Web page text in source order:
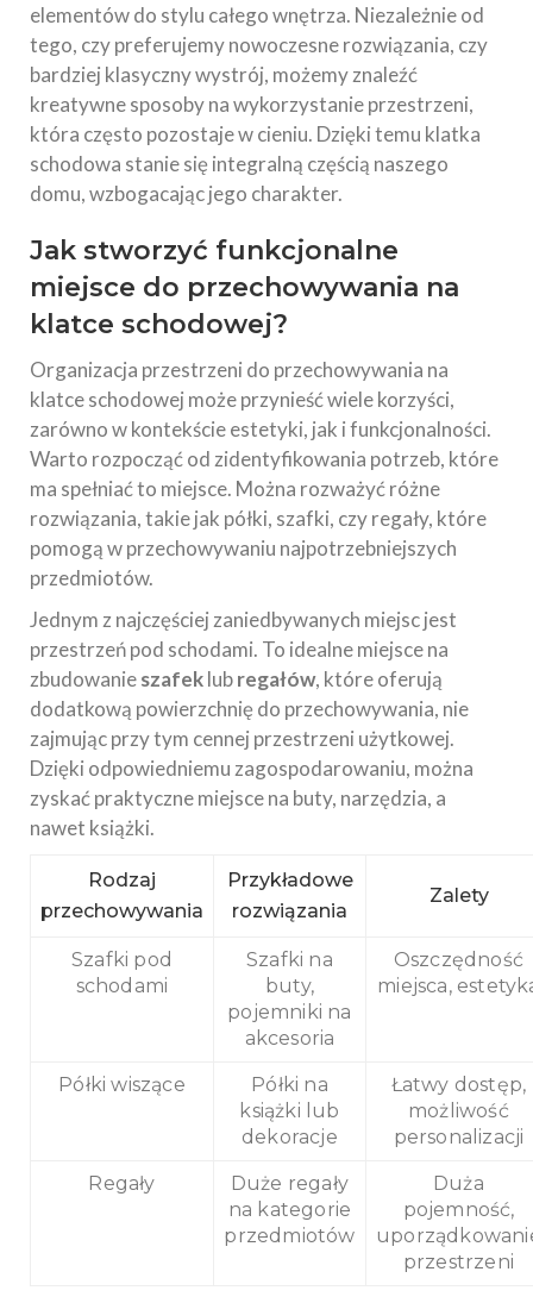
elementów do stylu całego wnętrza. Niezależnie od
tego, czy preferujemy nowoczesne rozwiązania, czy
bardziej klasyczny wystrój, możemy znaleźć
kreatywne sposoby na wykorzystanie przestrzeni,
która często pozostaje w cieniu. Dzięki temu klatka
schodowa stanie się integralną częścią naszego
domu, wzbogacając jego charakter.
Jak stworzyć funkcjonalne
miejsce do przechowywania na
klatce schodowej?
Organizacja przestrzeni do przechowywania na
klatce schodowej może przynieść wiele korzyści,
zarówno w kontekście estetyki, jak i funkcjonalności.
Warto rozpocząć od zidentyfikowania potrzeb, które
ma spełniać to miejsce. Można rozważyć różne
rozwiązania, takie jak półki, szafki, czy regały, które
pomogą w przechowywaniu najpotrzebniejszych
przedmiotów.
Jednym z najczęściej zaniedbywanych miejsc jest
przestrzeń pod schodami. To idealne miejsce na
zbudowanieszafeklubregałów, które oferują
dodatkową powierzchnię do przechowywania, nie
zajmując przy tym cennej przestrzeni użytkowej.
Dzięki odpowiedniemu zagospodarowaniu, można
zyskać praktyczne miejsce na buty, narzędzia, a
nawet książki.
Rodzaj
przechowywania
Przykładowe
rozwiązania
Zalety
Szafki pod
schodami
Szafki na
buty,
pojemniki na
akcesoria
Oszczędność
miejsca,
Półki wiszące
Półki na
książki lub
dekoracje
Łatwy dostęp,
możliwość
personalizacji
Regały
Duże regały
na kategorie
przedmiotów
Duża
pojemność,
przestrzeni